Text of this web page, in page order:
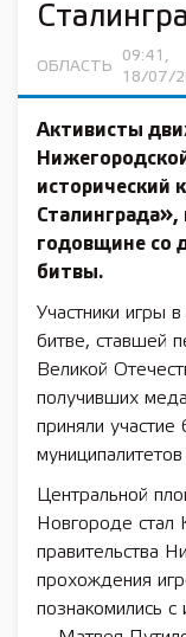
ОБЛАСТЬ
09:41,
18/07/
Активисты
исторический
Сталинграда»,
годовщине со
битвы.
Участники игры
битве, ставшей
Великой
получивших
приняли
муниципалитетов
Центральной
Новгороде стал
правительства
прохождения
познакомились с